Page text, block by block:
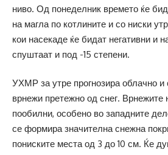
ниво. Од понеделник времето ќе
на магла по котлините и со ниски
кои насекаде ќе бидат негативни и
спуштаат и под -15 степени.
УХМР за утре прогнозира облачно и
врнежи претежно од снег. Врнежите
пообилни, особено во западните
се формира значителна снежна
пониските места од 3 до 10 см. Ќе